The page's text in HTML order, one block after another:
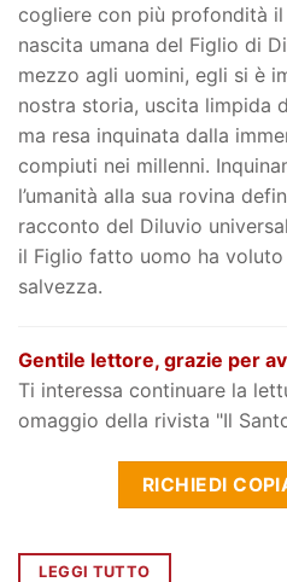
cogliere con più profondità
nascita umana del Figlio di
mezzo agli uomini, egli si è
nostra storia, uscita limpida
ma resa inquinata dalla
compiuti nei millenni.
l’umanità alla sua rovina
racconto del Diluvio
il Figlio fatto uomo ha voluto
salvezza.
Gentile lettore, grazie per
Ti interessa continuare la
omaggio della rivista "Il
RICHIEDI
LEGGI TUTTO